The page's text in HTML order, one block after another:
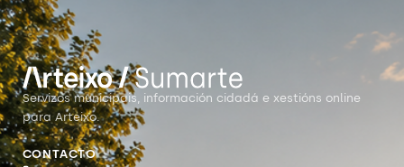
Servizos municipais, información cidadá e xestións online
para Arteixo.
CONTACTO